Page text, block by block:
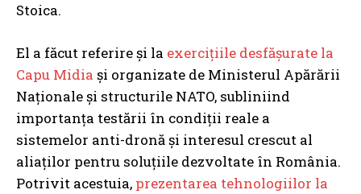
Stoica.
El a făcut referire și la exercițiile desfășurate la
Capu Midia și organizate de Ministerul Apărării
Naționale și structurile NATO, subliniind
importanța testării în condiții reale a
sistemelor anti-dronă și interesul crescut al
aliaților pentru soluțiile dezvoltate în România.
Potrivit acestuia, prezentarea tehnologiilor la